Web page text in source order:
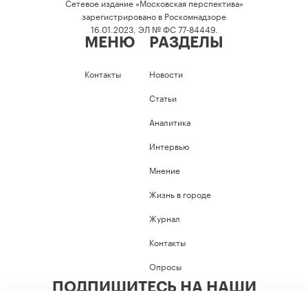
зарегистрировано в Роскомнадзоре
16.01.2023, ЭЛ № ФС 77-84449.
МЕНЮ
Контакты
РАЗДЕЛЫ
Новости
Статьи
Аналитика
Интервью
Мнение
Жизнь в городе
Журнал
Контакты
Опросы
ПОДПИШИТЕСЬ НА НАШИ